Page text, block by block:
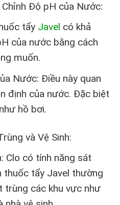
Độ pH của Nước:
tẩy Javel có khả
của nước bằng cách
muốn.
Nước: Điều này quan
định của nước. Đặc biệt
hồ bơi.
và Vệ Sinh:
Clo có tính năng sát
thuốc tẩy Javel thường
các khu vực như